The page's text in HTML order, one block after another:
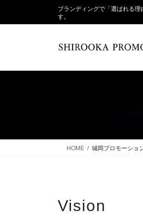
ブランディングで「選ばれる
す。
HOME 城岡プロモーショ
Vision